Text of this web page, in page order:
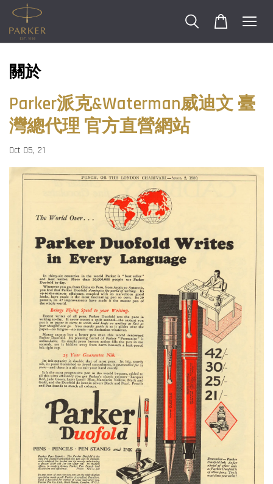
關於
Parker派克&Waterman威迪文 臺
灣總代理 官方直營網站
Oct 05, 21